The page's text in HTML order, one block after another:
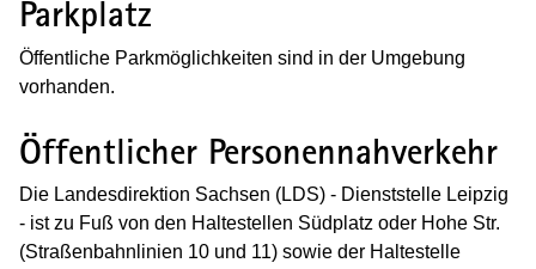
Parkplatz
Öffentliche Parkmöglichkeiten sind in der Umgebung
vorhanden.
Öffentlicher Personennahverkehr
Die Landesdirektion Sachsen (LDS) - Dienststelle Leipzig
- ist zu Fuß von den Haltestellen Südplatz oder Hohe Str.
(Straßenbahnlinien 10 und 11) sowie der Haltestelle